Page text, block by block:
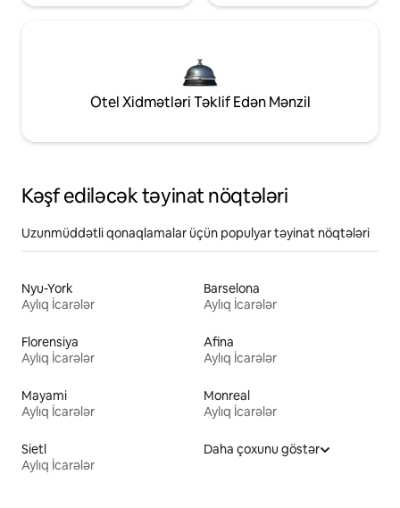
Otel Xidmətləri Təklif Edən Mənzil
Kəşf ediləcək təyinat nöqtələri
Uzunmüddətli qonaqlamalar üçün populyar təyinat nöqtələri
Nyu-York
Aylıq İcarələr
Barselona
Aylıq İcarələr
Florensiya
Aylıq İcarələr
Afina
Aylıq İcarələr
Mayami
Aylıq İcarələr
Monreal
Aylıq İcarələr
Sietl
Aylıq İcarələr
Daha çoxunu göstər